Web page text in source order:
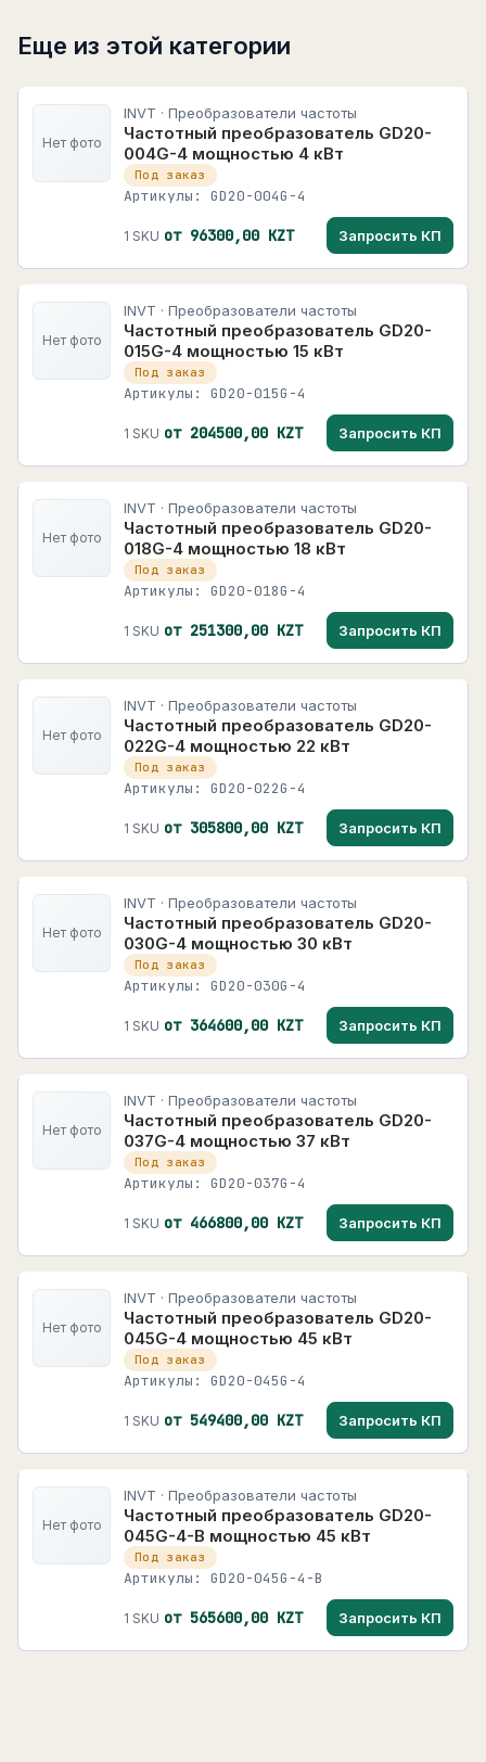
Еще из этой категории
Нет фото
INVT · Преобразователи частоты
Частотный преобразователь GD20-
004G-4 мощностью 4 кВт
Под заказ
Артикулы: GD20-004G-4
1 SKU от 96300,00 KZT Запросить КП
Нет фото
INVT · Преобразователи частоты
Частотный преобразователь GD20-
015G-4 мощностью 15 кВт
Под заказ
Артикулы: GD20-015G-4
1 SKU от 204500,00 KZT Запросить КП
Нет фото
INVT · Преобразователи частоты
Частотный преобразователь GD20-
018G-4 мощностью 18 кВт
Под заказ
Артикулы: GD20-018G-4
1 SKU от 251300,00 KZT Запросить КП
Нет фото
INVT · Преобразователи частоты
Частотный преобразователь GD20-
022G-4 мощностью 22 кВт
Под заказ
Артикулы: GD20-022G-4
1 SKU от 305800,00 KZT Запросить КП
Нет фото
INVT · Преобразователи частоты
Частотный преобразователь GD20-
030G-4 мощностью 30 кВт
Под заказ
Артикулы: GD20-030G-4
1 SKU от 364600,00 KZT Запросить КП
Нет фото
INVT · Преобразователи частоты
Частотный преобразователь GD20-
037G-4 мощностью 37 кВт
Под заказ
Артикулы: GD20-037G-4
1 SKU от 466800,00 KZT Запросить КП
Нет фото
INVT · Преобразователи частоты
Частотный преобразователь GD20-
045G-4 мощностью 45 кВт
Под заказ
Артикулы: GD20-045G-4
1 SKU от 549400,00 KZT Запросить КП
Нет фото
INVT · Преобразователи частоты
Частотный преобразователь GD20-
045G-4-B мощностью 45 кВт
Под заказ
Артикулы: GD20-045G-4-B
1 SKU от 565600,00 KZT Запросить КП